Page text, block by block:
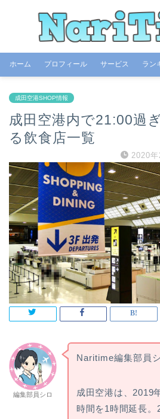
ホーム プロフィール サービス ラン
成田空港SHOP情報
成田空港内で21:00過
る飲食店一覧
2020年
編集部員シロ
Naritime編集部員
成田空港は、2019
時間を1時間延長